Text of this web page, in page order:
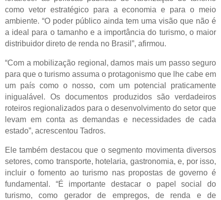
como vetor estratégico para a economia e para o meio
ambiente. “O poder público ainda tem uma visão que não é
a ideal para o tamanho e a importância do turismo, o maior
distribuidor direto de renda no Brasil”, afirmou.
“Com a mobilização regional, damos mais um passo seguro
para que o turismo assuma o protagonismo que lhe cabe em
um país como o nosso, com um potencial praticamente
inigualável. Os documentos produzidos são verdadeiros
roteiros regionalizados para o desenvolvimento do setor que
levam em conta as demandas e necessidades de cada
estado”, acrescentou Tadros.
Ele também destacou que o segmento movimenta diversos
setores, como transporte, hotelaria, gastronomia, e, por isso,
incluir o fomento ao turismo nas propostas de governo é
fundamental. “É importante destacar o papel social do
turismo, como gerador de empregos, de renda e de